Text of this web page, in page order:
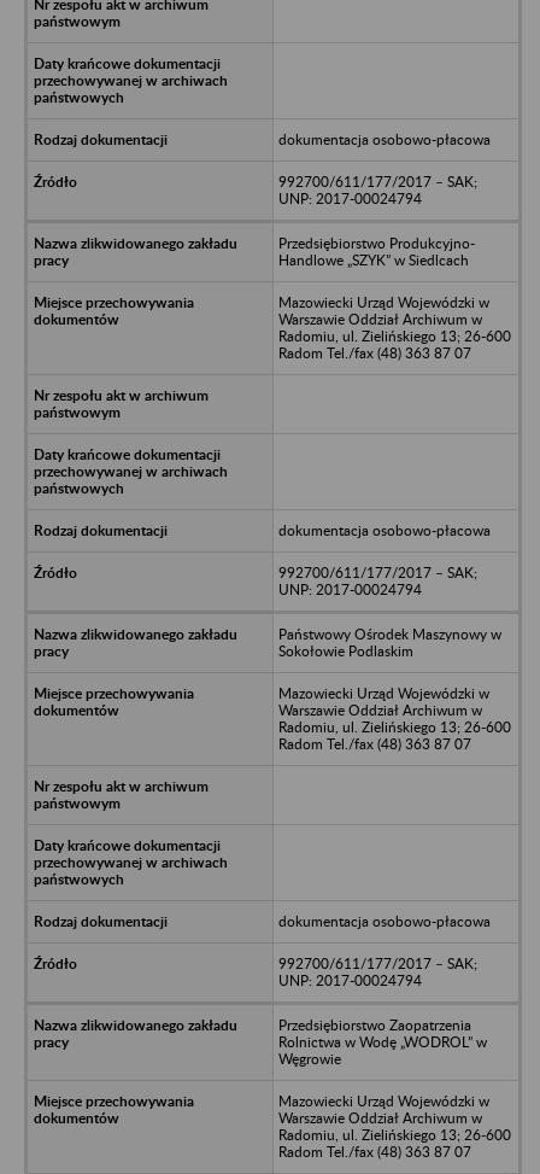
dokumentacja osobowo-płacowa
992700/611/177/2017 – SAK;
UNP: 2017-00024794
Przedsiębiorstwo Produkcyjno-
Handlowe „SZYK” w Siedlcach
Mazowiecki Urząd Wojewódzki w
Warszawie Oddział Archiwum w
Radomiu, ul. Zielińskiego 13; 26-600
Radom Tel./fax (48) 363 87 07
dokumentacja osobowo-płacowa
992700/611/177/2017 – SAK;
UNP: 2017-00024794
Państwowy Ośrodek Maszynowy w
Sokołowie Podlaskim
Mazowiecki Urząd Wojewódzki w
Warszawie Oddział Archiwum w
Radomiu, ul. Zielińskiego 13; 26-600
Radom Tel./fax (48) 363 87 07
dokumentacja osobowo-płacowa
992700/611/177/2017 – SAK;
UNP: 2017-00024794
Przedsiębiorstwo Zaopatrzenia
Rolnictwa w Wodę „WODROL” w
Węgrowie
Mazowiecki Urząd Wojewódzki w
Warszawie Oddział Archiwum w
Radomiu, ul. Zielińskiego 13; 26-600
Radom Tel./fax (48) 363 87 07